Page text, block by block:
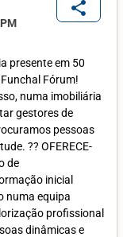
share
presente em 50
Fórum!
numa imobiliária
gestores de
pessoas
?? OFERECE-
de
inicial
numa equipa
profissional
dinâmicas e